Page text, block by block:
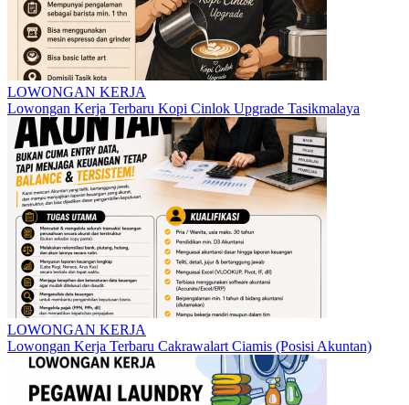
LOWONGAN KERJA
Lowongan Kerja Terbaru Kopi Cinlok Upgrade Tasikmalaya
LOWONGAN KERJA
Lowongan Kerja Terbaru Cakrawalart Ciamis (Posisi Akuntan)